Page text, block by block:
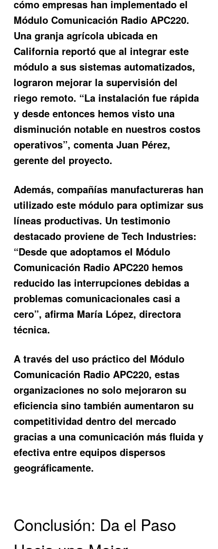
cómo empresas han implementado el
Módulo Comunicación Radio APC220.
Una granja agrícola ubicada en
California reportó que al integrar este
módulo a sus sistemas automatizados,
lograron mejorar la supervisión del
riego remoto. “La instalación fue rápida
y desde entonces hemos visto una
disminución notable en nuestros costos
operativos”, comenta Juan Pérez,
gerente del proyecto.
Además, compañías manufactureras han
utilizado este módulo para optimizar sus
líneas productivas. Un testimonio
destacado proviene de Tech Industries:
“Desde que adoptamos el Módulo
Comunicación Radio APC220 hemos
reducido las interrupciones debidas a
problemas comunicacionales casi a
cero”, afirma María López, directora
técnica.
A través del uso práctico del Módulo
Comunicación Radio APC220, estas
organizaciones no solo mejoraron su
eficiencia sino también aumentaron su
competitividad dentro del mercado
gracias a una comunicación más fluida y
efectiva entre equipos dispersos
geográficamente.
Conclusión: Da el Paso